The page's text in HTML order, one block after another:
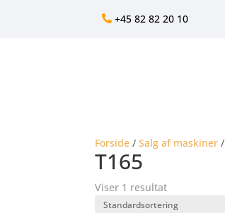
+45 82 82 20 10
Forside /Salg af maskiner
T165
Viser 1 resultat